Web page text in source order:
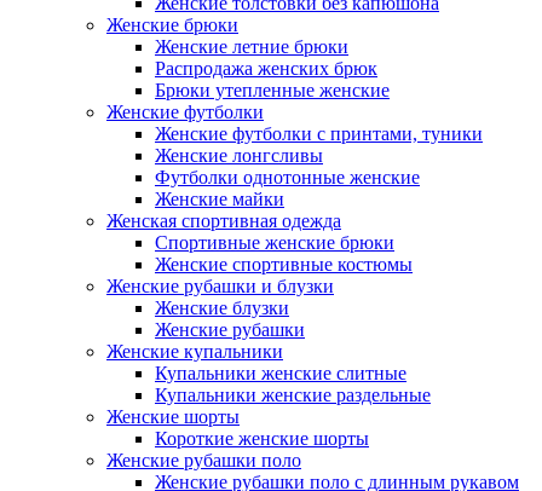
Женские брюки
Женские летние брюки
Распродажа женских брюк
Брюки утепленные женские
Женские футболки
Женские футболки с принтами, туники
Женские лонгсливы
Футболки однотонные женские
Женские майки
Женская спортивная одежда
Спортивные женские брюки
Женские спортивные костюмы
Женские рубашки и блузки
Женские блузки
Женские рубашки
Женские купальники
Купальники женские слитные
Купальники женские раздельные
Женские шорты
Короткие женские шорты
Женские рубашки поло
Женские рубашки поло с длинным рукавом